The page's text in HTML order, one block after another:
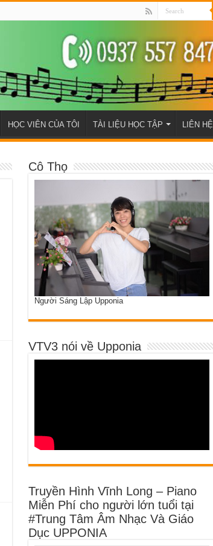
HỌC VIÊN CỦA TÔI TÀI LIỆU HỌC TẬP LIÊN HỆ
Cô Thọ
Người Sáng Lập Upponia
VTV3 nói về Upponia
Truyền Hình Vĩnh Long – Piano
Miễn Phí cho người lớn tuổi tại
#Trung Tâm Âm Nhạc Và Giáo
Dục UPPONIA